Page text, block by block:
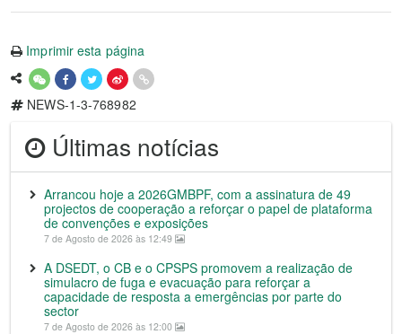
Imprimir esta página
NEWS-1-3-768982
Últimas notícias
Arrancou hoje a 2026GMBPF, com a assinatura de 49
projectos de cooperação a reforçar o papel de plataforma
de convenções e exposições
7 de Agosto de 2026 às 12:49
A DSEDT, o CB e o CPSPS promovem a realização de
simulacro de fuga e evacuação para reforçar a
capacidade de resposta a emergências por parte do
sector
7 de Agosto de 2026 às 12:00